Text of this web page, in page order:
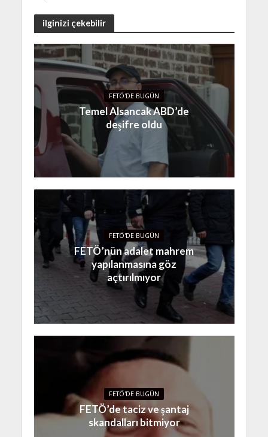
ilginizi çekebilir
FETÖ'DE BUGÜN
Temel Alsancak ABD’de
deşifre oldu
FETÖ'DE BUGÜN
FETÖ’nün adalet mahrem
yapılanmasına göz
açtırılmıyor
FETÖ'DE BUGÜN
FETÖ’de taciz ve şantaj
skandalları bitmiyor